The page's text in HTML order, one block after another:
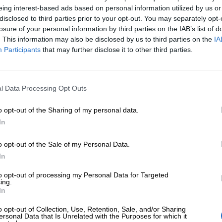
interest-based ads based on personal information utilized by us
to third parties prior to your opt-out. You may separately
of your personal information by third parties on the IAB’s list of
This information may also be disclosed by us to third parties on the
Participants that may further disclose it to other third parties.
Data Processing Opt Outs
opt-out of the Sharing of my personal data.
opt-out of the Sale of my Personal Data.
opt-out of processing my Personal Data for Targeted
opt-out of Collection, Use, Retention, Sale, and/or Sharing
Data that Is Unrelated with the Purposes for which it
avere tutti gli ingredienti e le istruzioni della ricetta,